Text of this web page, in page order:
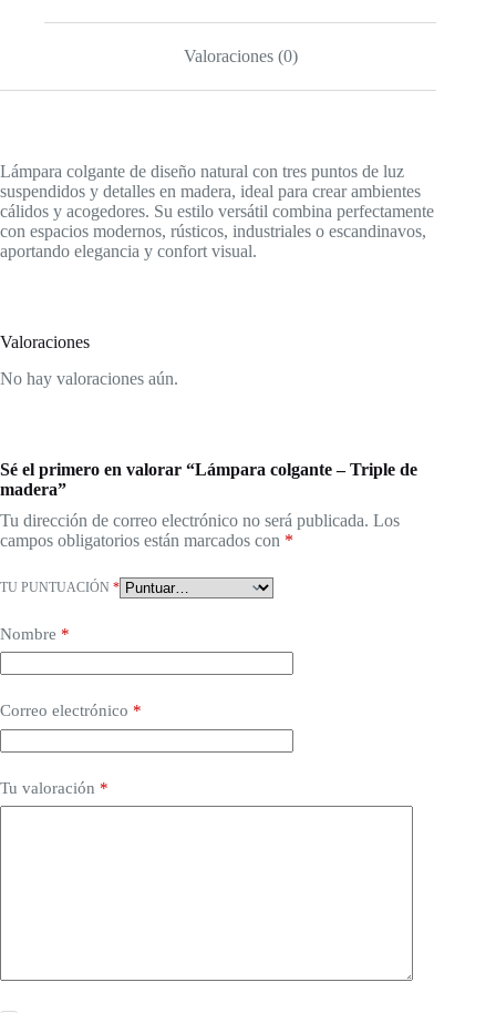
Valoraciones (0)
Lámpara colgante de diseño natural con tres puntos de luz
suspendidos y detalles en madera, ideal para crear ambientes
cálidos y acogedores. Su estilo versátil combina perfectamente
con espacios modernos, rústicos, industriales o escandinavos,
aportando elegancia y confort visual.
Valoraciones
No hay valoraciones aún.
Sé el primero en valorar “Lámpara colgante – Triple de
madera”
Tu dirección de correo electrónico no será publicada. Los
campos obligatorios están marcados con *
TU PUNTUACIÓN *
Nombre *
Correo electrónico *
Tu valoración *